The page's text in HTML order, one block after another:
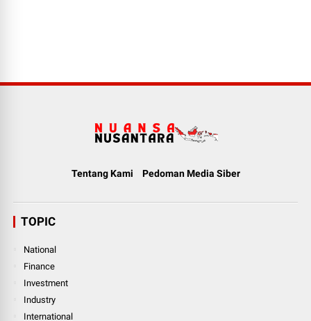
Tentang Kami Pedoman Media Siber
TOPIC
National
Finance
Investment
Industry
International